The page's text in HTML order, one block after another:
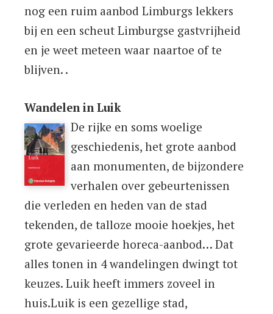
nog een ruim aanbod Limburgs lekkers
bij en een scheut Limburgse gastvrijheid
en je weet meteen waar naartoe of te
blijven. .
Wandelen in Luik
De rijke en soms woelige
geschiedenis, het grote aanbod
aan monumenten, de bijzondere
verhalen over gebeurtenissen
die verleden en heden van de stad
tekenden, de talloze mooie hoekjes, het
grote gevarieerde horeca-aanbod… Dat
alles tonen in 4 wandelingen dwingt tot
keuzes. Luik heeft immers zoveel in
huis.Luik is een gezellige stad,